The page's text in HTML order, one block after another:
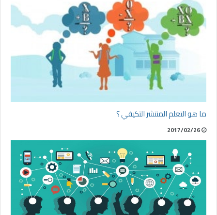
ما هو التعلم المنتشر التكيفي ؟
2017/02/26